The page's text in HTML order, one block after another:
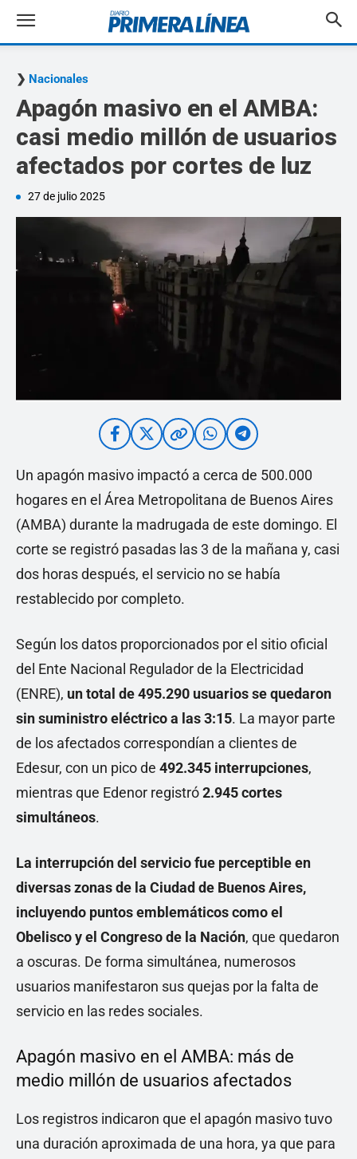
Nacionales
Apagón masivo en el AMBA:
casi medio millón de usuarios
afectados por cortes de luz
27 de julio 2025
Un apagón masivo impactó a cerca de 500.000
hogares en el Área Metropolitana de Buenos Aires
(AMBA) durante la madrugada de este domingo. El
corte se registró pasadas las 3 de la mañana y, casi
dos horas después, el servicio no se había
restablecido por completo.
Según los datos proporcionados por el sitio oficial
del Ente Nacional Regulador de la Electricidad
(ENRE), un total de 495.290 usuarios se quedaron
sin suministro eléctrico a las 3:15. La mayor parte
de los afectados correspondían a clientes de
Edesur, con un pico de 492.345 interrupciones,
mientras que Edenor registró2.945 cortes
simultáneos.
La interrupción del servicio fue perceptible en
diversas zonas de la Ciudad de Buenos Aires,
incluyendo puntos emblemáticos como el
Obelisco y el Congreso de la Nación, que quedaron
a oscuras. De forma simultánea, numerosos
usuarios manifestaron sus quejas por la falta de
servicio en las redes sociales.
Apagón masivo en el AMBA: más de
medio millón de usuarios afectados
Los registros indicaron que el apagón masivo tuvo
una duración aproximada de una hora, ya que para